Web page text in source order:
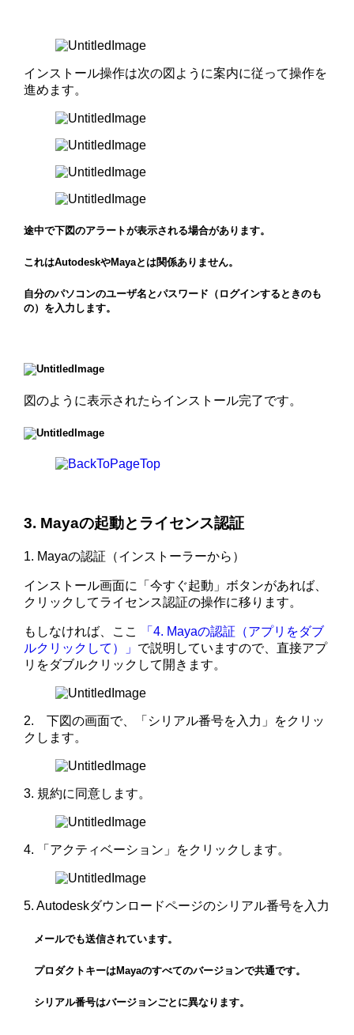
インストール操作は次の図ように案内に従って操作を
進めます。
途中で下図のアラートが表示される場合があります。
これはAutodeskやMayaとは関係ありません。
自分のパソコンのユーザ名とパスワード（ログインするときのも
の）を入力します。
図のように表示されたらインストール完了です。
3. Mayaの起動とライセンス認証
1. Mayaの認証（インストーラーから）
インストール画面に「今すぐ起動」ボタンがあれば、
クリックしてライセンス認証の操作に移ります。
もしなければ、ここ
「4. Mayaの認証（アプリをダブ
ルクリックして）」 で説明していますので、直接アプ
リをダブルクリックして開きます。
2. 下図の画面で、「シリアル番号を入力」をクリッ
クします。
3. 規約に同意します。
4. 「アクティベーション」をクリックします。
5. Autodeskダウンロードページのシリアル番号を入力
メールでも送信されています。
プロダクトキーはMayaのすべてのバージョンで共通です。
シリアル番号はバージョンごとに異なります。